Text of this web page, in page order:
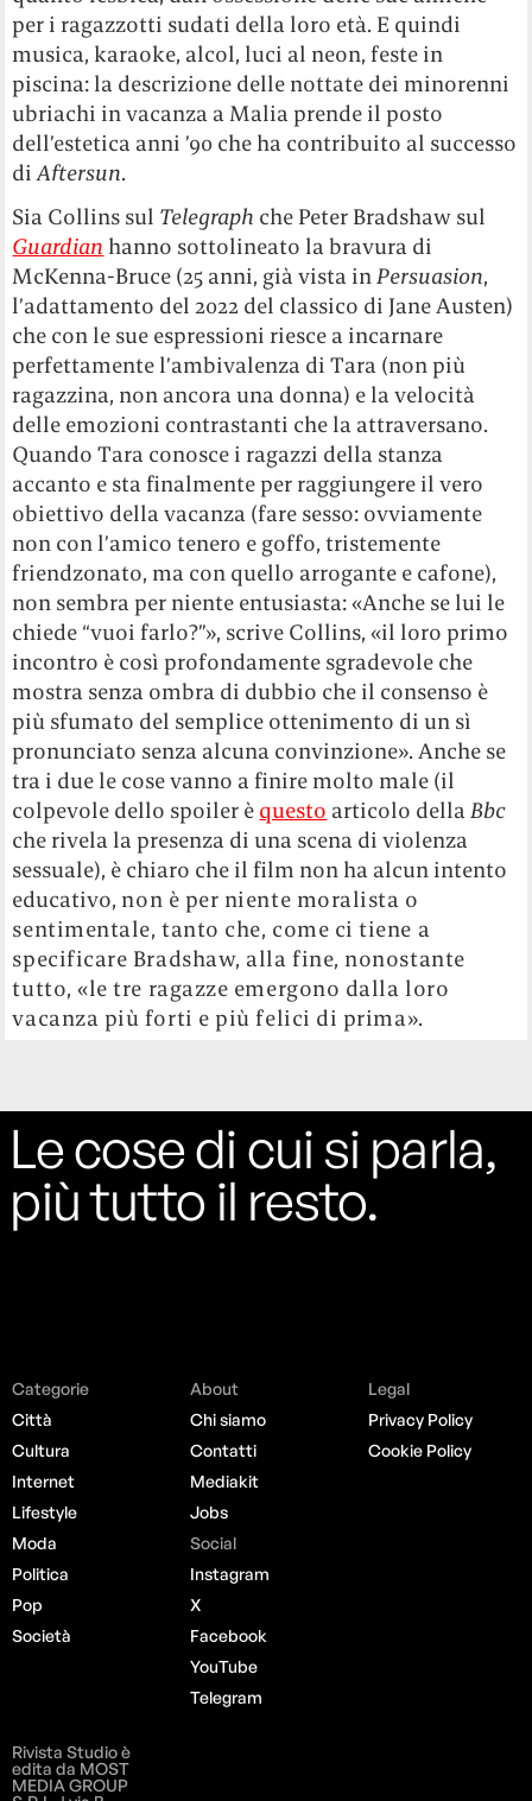
per i ragazzotti sudati della loro età. E quindi
musica, karaoke, alcol, luci al neon, feste in
piscina: la descrizione delle nottate dei minorenni
ubriachi in vacanza a Malia prende il posto
dell’estetica anni ’90 che ha contribuito al successo
diAftersun.
Sia Collins sul Telegraph che Peter Bradshaw sul
Guardian hanno sottolineato la bravura di
McKenna-Bruce (25 anni, già vista inPersuasion,
l’adattamento del 2022 del classico di Jane Austen)
che con le sue espressioni riesce a incarnare
perfettamente l’ambivalenza di Tara (non più
ragazzina, non ancora una donna) e la velocità
delle emozioni contrastanti che la attraversano.
Quando Tara conosce i ragazzi della stanza
accanto e sta finalmente per raggiungere il vero
obiettivo della vacanza (fare sesso: ovviamente
non con l’amico tenero e goffo, tristemente
friendzonato, ma con quello arrogante e cafone),
non sembra per niente entusiasta: «Anche se lui le
chiede “vuoi farlo?”», scrive Collins, «il loro primo
incontro è così profondamente sgradevole che
mostra senza ombra di dubbio che il consenso è
più sfumato del semplice ottenimento di un sì
pronunciato senza alcuna convinzione». Anche se
tra i due le cose vanno a finire molto male (il
colpevole dello spoiler è questo articolo dellaBbc
che rivela la presenza di una scena di violenza
sessuale), è chiaro che il film non ha alcun intento
educativo, non è per niente moralista o
sentimentale, tanto che, come ci tiene a
specificare Bradshaw, alla fine, nonostante
tutto, «le tre ragazze emergono dalla loro
vacanza più forti e più felici di prima».
Le cose di cui si parla,
più tutto il resto.
Categorie
Città
Cultura
Internet
Lifestyle
Moda
Politica
Pop
Società
About
Chi siamo
Contatti
Mediakit
Jobs
Social
Instagram
X
Facebook
YouTube
Telegram
Legal
Privacy Policy
Cookie Policy
Rivista Studio è
edita da MOST
MEDIA GROUP